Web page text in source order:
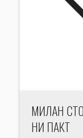
МИЛАН
НИ ПАКТ